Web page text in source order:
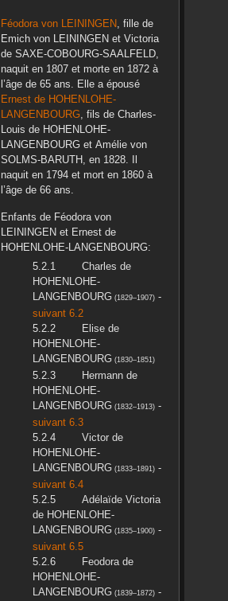
Féodoravon LEININGEN, fille de
Emichvon LEININGEN et Victoria
de SAXE-COBOURG-SAALFELD,
naquit en 1807et morte en 1872à
l’âge de 65 ans. Elle a épousé
Ernestde HOHENLOHE-
LANGENBOURG, fils de Charles-
Louis de HOHENLOHE-
LANGENBOURGet Amélievon
SOLMS-BARUTH , en 1828. Il
naquit en 1794et mort en 1860à
l’âge de 66 ans.
Enfants de Féodoravon
LEININGEN et Ernestde
HOHENLOHE-LANGENBOURG:
Charles de
HOHENLOHE-
LANGENBOURG(1829–1907)-
suivant 6.2
Elisede
HOHENLOHE-
LANGENBOURG(1830–1851)
Hermannde
HOHENLOHE-
LANGENBOURG(1832–1913)-
suivant 6.3
Victorde
HOHENLOHE-
LANGENBOURG(1833–1891)-
suivant 6.4
Adélaïde Victoria
de HOHENLOHE-
LANGENBOURG(1835–1900)-
suivant 6.5
Feodorade
HOHENLOHE-
LANGENBOURG(1839–1872)-